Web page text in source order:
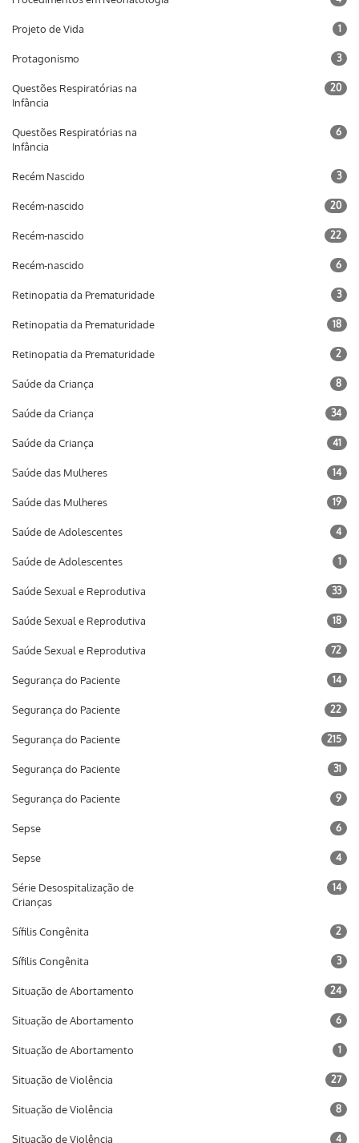
Projeto de Vida 1
Protagonismo 3
Questões Respiratórias na
Infância
20
Questões Respiratórias na
Infância
6
Recém Nascido 3
Recém-nascido 20
Recém-nascido 22
Recém-nascido 6
Retinopatia da Prematuridade 3
Retinopatia da Prematuridade 18
Retinopatia da Prematuridade 2
Saúde da Criança 8
Saúde da Criança 34
Saúde da Criança 41
Saúde das Mulheres 14
Saúde das Mulheres 19
Saúde de Adolescentes 4
Saúde de Adolescentes 1
Saúde Sexual e Reprodutiva 33
Saúde Sexual e Reprodutiva 18
Saúde Sexual e Reprodutiva 72
Segurança do Paciente 14
Segurança do Paciente 22
Segurança do Paciente 215
Segurança do Paciente 31
Segurança do Paciente 9
Sepse 6
Sepse 4
Série Desospitalização de
Crianças
14
Sífilis Congênita 2
Sífilis Congênita 3
Situação de Abortamento 24
Situação de Abortamento 6
Situação de Abortamento 1
Situação de Violência 27
Situação de Violência 8
Situação de Violência 4